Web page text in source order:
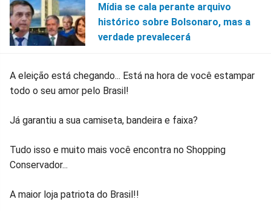
Mídia se cala perante arquivo
histórico sobre Bolsonaro, mas a
verdade prevalecerá
A eleição está chegando... Está na hora de você estampar
todo o seu amor pelo Brasil!
Já garantiu a sua camiseta, bandeira e faixa?
Tudo isso e muito mais você encontra no Shopping
Conservador...
A maior loja patriota do Brasil!!